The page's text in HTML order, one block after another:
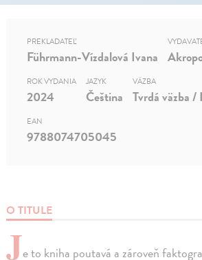
O TITULE
Je to kniha poutavá a zároveň
PREKLADATEĽ
Führmann-Vízdalová Ivana
ROK VYDANIA
2024
JAZYK
Čeština
VÄZBA
Tvrdá väzba
EAN
9788074705045